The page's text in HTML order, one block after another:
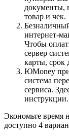
документы,
товар и чек.
интернет-
Чтобы
сервер
карты, срок
ЮMoney при
система
сервиса.
инструкции.
Экономьте время
доступно 4